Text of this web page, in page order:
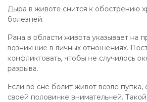
Дыра в животе снится к обострению
болезней.
Рана в области живота указывает на
возникшие в личных отношениях.
конфликтовать, чтобы не случилось
разрыва.
Если во сне болит живот возле пупка,
своей половинке внимательней.